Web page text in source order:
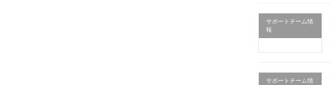
サポートチーム情
報
サポートチーム情